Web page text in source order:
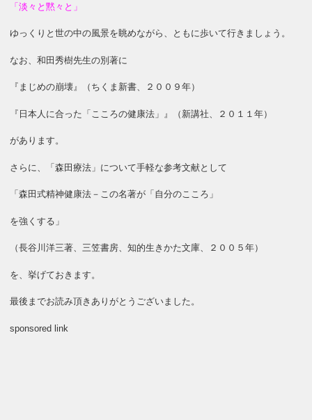
「淡々と黙々と」
ゆっくりと世の中の風景を眺めながら、ともに歩いて行きましょう。
なお、和田秀樹先生の別著に
『まじめの崩壊』（ちくま新書、２００９年）
『日本人に合った「こころの健康法」』（新講社、２０１１年）
があります。
さらに、「森田療法」について手軽な参考文献として
「森田式精神健康法－この名著が「自分のこころ」
を強くする」
（長谷川洋三著、三笠書房、知的生きかた文庫、２００５年）
を、挙げておきます。
最後までお読み頂きありがとうございました。
sponsored link